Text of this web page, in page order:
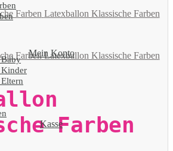
Mein Konto
Kasse
Baby
Kinder
Latexballon Klassische Farben
Latexballon Klassische Farben
Farben